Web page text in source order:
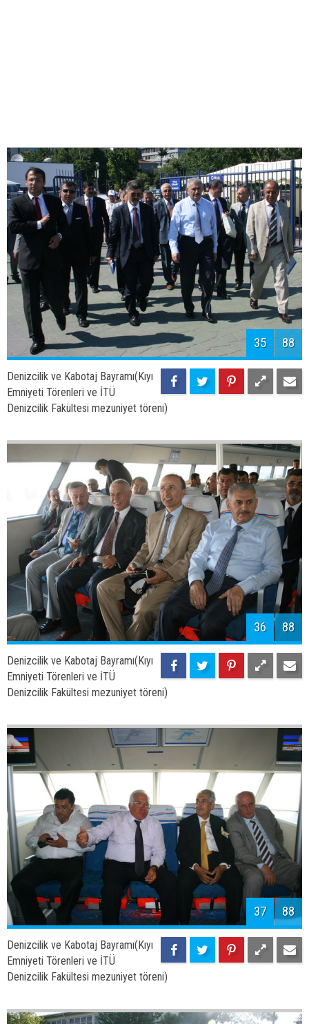
37 88
Denizcilik ve Kabotaj Bayramı(Kıyı
Emniyeti Törenleri ve İTÜ
Denizcilik Fakültesi mezuniyet töreni)
38 88
Denizcilik ve Kabotaj Bayramı(Kıyı
Emniyeti Törenleri ve İTÜ
Denizcilik Fakültesi mezuniyet töreni)
39 88
Denizcilik ve Kabotaj Bayramı(Kıyı
Emniyeti Törenleri ve İTÜ
Denizcilik Fakültesi mezuniyet töreni)
40 88